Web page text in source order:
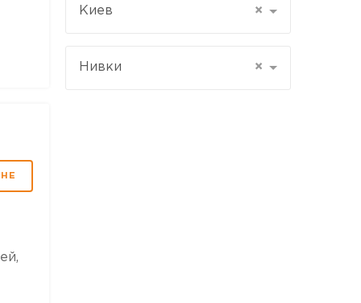
×
Киев
×
Нивки